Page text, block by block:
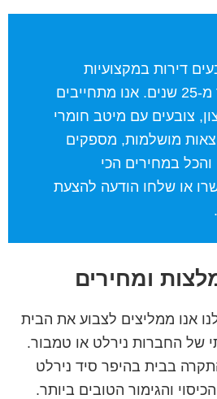
דירות במקצועיות
וביסודיות כבר יותר מ-25 שנים. אנו מתחייבים
רצון, צובעים עם מיטב חומרי
מושלמות, מספקים
במחירים הכי
או שלחו הודעה להצעת
ומחירים
אנו ממליצים לצבוע את הבית
של החברות נירלט או טמבור.
בבית בהיפר סיד נירלט
והגימור הטובים ביותר.